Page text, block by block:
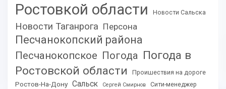
Ростовкой области
Новости Сальска
Новости Таганрога Персона
Песчанокопский района
Песчанокопское Погода Погода в
Ростовской области
Проишествия на дороге
Ростов-На-Дону Сальск Сергей Смирнов
Сити-менеджер